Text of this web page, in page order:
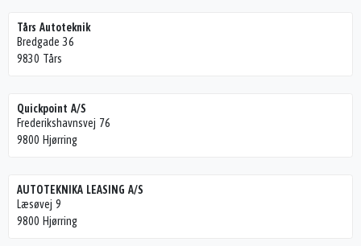
Tårs Autoteknik
Bredgade 36
9830 Tårs
Quickpoint A/S
Frederikshavnsvej 76
9800 Hjørring
AUTOTEKNIKA LEASING A/S
Læsøvej 9
9800 Hjørring